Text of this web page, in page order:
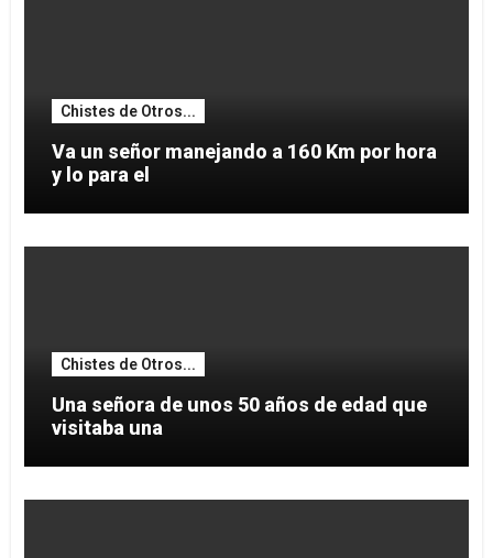
Chistes de Otros...
Va un señor manejando a 160 Km por hora
y lo para el
Chistes de Otros...
Una señora de unos 50 años de edad que
visitaba una